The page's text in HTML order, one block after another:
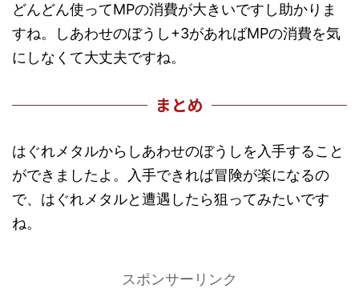
どんどん使ってMPの消費が大きいですし助かりま
すね。しあわせのぼうし+3があればMPの消費を気
にしなくて大丈夫ですね。
まとめ
はぐれメタルからしあわせのぼうしを入手すること
ができましたよ。入手できれば冒険が楽になるの
で、はぐれメタルと遭遇したら狙ってみたいです
ね。
スポンサーリンク